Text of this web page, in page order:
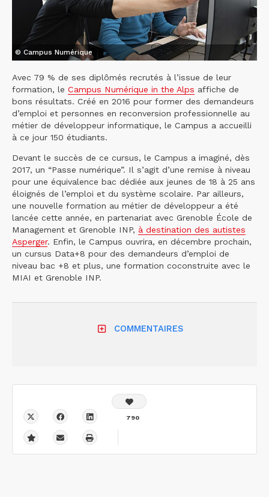
© Campus Numérique
Avec 79 % de ses diplômés recrutés à l’issue de leur
formation, le Campus Numérique in the Alps affiche de
bons résultats. Créé en 2016 pour former des demandeurs
d’emploi et personnes en reconversion professionnelle au
métier de développeur informatique, le Campus a accueilli
à ce jour 150 étudiants.
Devant le succès de ce cursus, le Campus a imaginé, dès
2017, un “Passe numérique”. Il s’agit d’une remise à niveau
pour une équivalence bac dédiée aux jeunes de 18 à 25 ans
éloignés de l’emploi et du système scolaire. Par ailleurs,
une nouvelle formation au métier de développeur a été
lancée cette année, en partenariat avec Grenoble École de
Management et Grenoble INP, à destination des autistes
Asperger. Enfin, le Campus ouvrira, en décembre prochain,
un cursus Data+8 pour des demandeurs d’emploi de
niveau bac +8 et plus, une formation coconstruite avec le
MIAI et Grenoble INP.
COMMENTAIRES
790